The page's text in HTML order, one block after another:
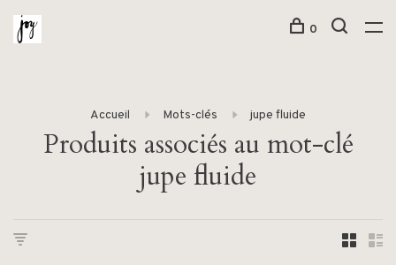
0
Accueil Mots-clés jupe fluide
Produits associés au mot-clé
jupe fluide